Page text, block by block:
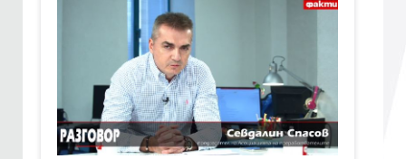
Социален диалог
Арбитражен съд